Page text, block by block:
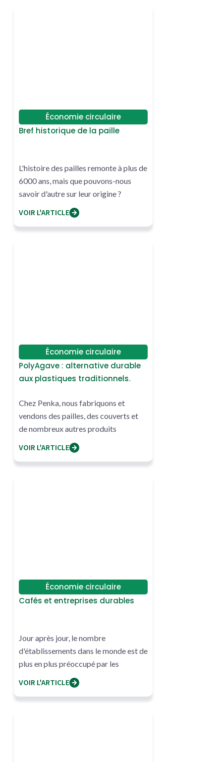
Économie circulaire
Bref historique de la paille
L'histoire des pailles remonte à plus de
6000 ans, mais que pouvons-nous
savoir d'autre sur leur origine ?
VOIR L'ARTICLE
Économie circulaire
PolyAgave : alternative durable
aux plastiques traditionnels.
Chez Penka, nous fabriquons et
vendons des pailles, des couverts et
de nombreux autres produits
fabriqués avec du polyAgave.
VOIR L'ARTICLE
Économie circulaire
Cafés et entreprises durables
Jour après jour, le nombre
d'établissements dans le monde est de
plus en plus préoccupé par les
pratiques qui réduisent ou annulent
VOIR L'ARTICLE